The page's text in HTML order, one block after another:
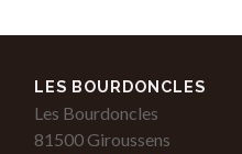
LES BOURDONCLES
Les Bourdoncles
81500 Giroussens